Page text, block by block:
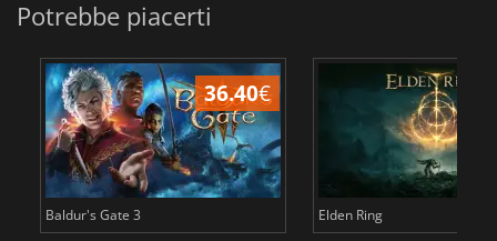
Potrebbe piacerti
36.40€
Baldur's Gate 3 Elden Ring